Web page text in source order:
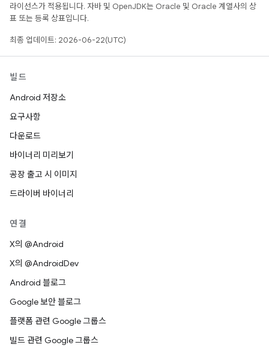
라이선스가 적용됩니다. 자바 및 OpenJDK는 Oracle 및 Oracle 계열사의 상
표 또는 등록 상표입니다.
최종 업데이트: 2026-06-22(UTC)
빌드
Android 저장소
요구사항
다운로드
바이너리 미리보기
공장 출고 시 이미지
드라이버 바이너리
연결
X의 @Android
X의 @AndroidDev
Android 블로그
Google 보안 블로그
플랫폼 관련 Google 그룹스
빌드 관련 Google 그룹스